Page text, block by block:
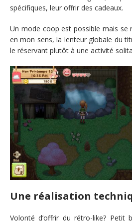
spécifiques, leur offrir des cadeaux.
Un mode coop est possible mais se
en mon sens, la lenteur globale du
le réservant plutôt à une activité
Une réalisation
Volonté d’offrir du rétro-like? Petit